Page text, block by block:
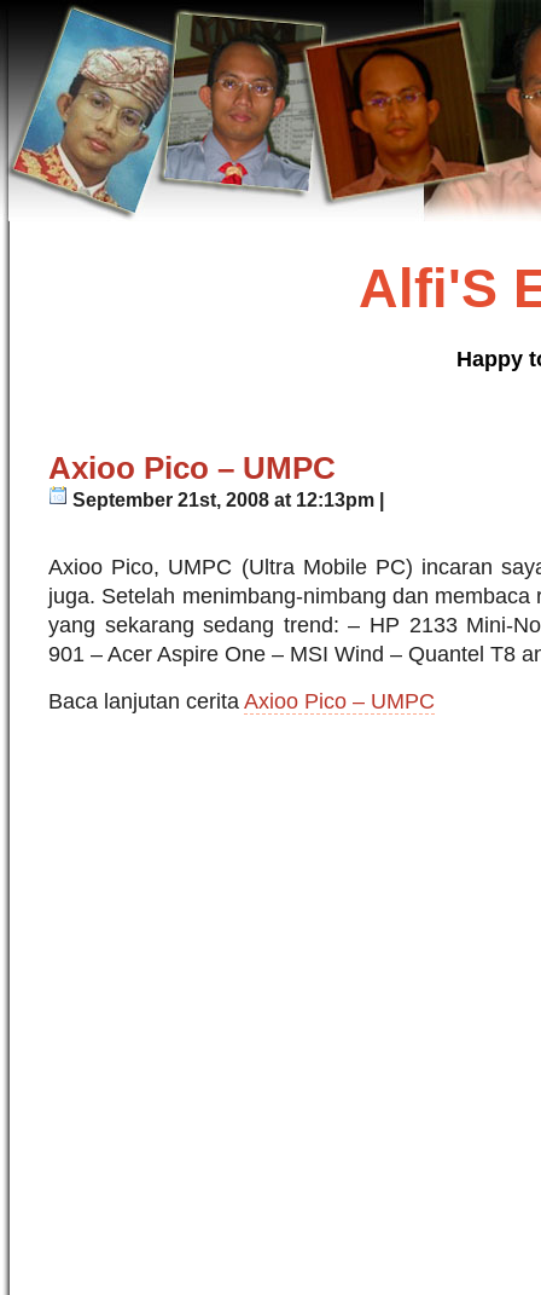
Alfi'S
Happy
Axioo Pico – UMPC
September 21st, 2008 at 12:13pm |
Axioo Pico, UMPC (Ultra Mobile PC) incaran
juga. Setelah menimbang-nimbang dan membaca
yang sekarang sedang trend: – HP 2133 Mini-
901 – Acer Aspire One – MSI Wind – Quantel T8
Baca lanjutan cerita Axioo Pico – UMPC